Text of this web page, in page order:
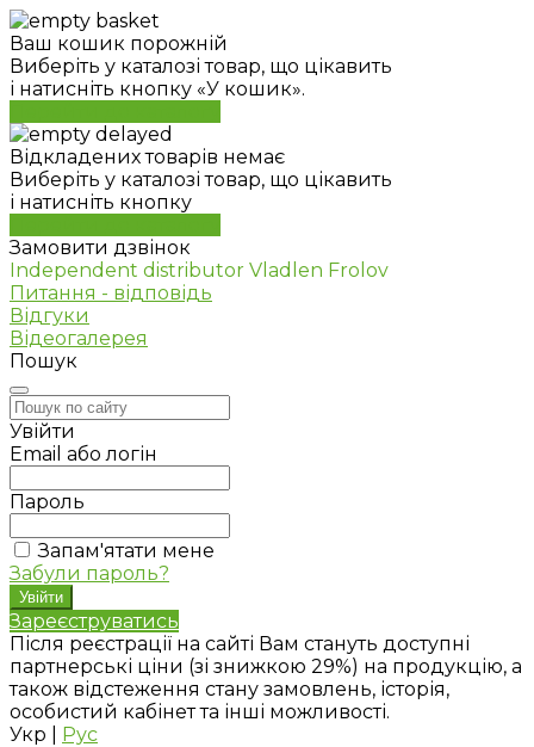
Ваш кошик порожній
Виберіть у каталозі товар, що цікавить
і натисніть кнопку «У кошик».
Відкладених товарів немає
Виберіть у каталозі товар, що цікавить
і натисніть кнопку
Замовити дзвінок
Independent distributor Vladlen Frolov
Питання - відповідь
Відгуки
Відеогалерея
Пошук
Увійти
Email або логін
Пароль
Запам'ятати мене
Забули пароль?
Зареєструватись
Після реєстрації на сайті Вам стануть доступні
партнерські ціни (зі знижкою 29%) на продукцію, а
також відстеження стану замовлень, історія,
особистий кабінет та інші можливості.
Укр
Рус